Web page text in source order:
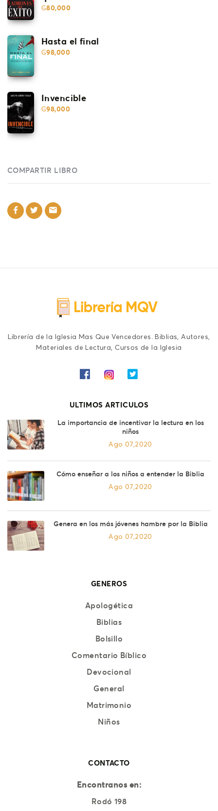
₲80,000
Hasta el final
₲98,000
Invencible
₲98,000
COMPARTIR LIBRO
Librería de la Iglesia Mas Que Vencedores. Biblias, Autores,
Materiales de Lectura, Cursos de la Iglesia
ULTIMOS ARTICULOS
La importancia de incentivar la lectura en los
niños
Ago 07,2020
Cómo enseñar a los niños a entender la Biblia
Ago 07,2020
Genera en los más jóvenes hambre por la Biblia
Ago 07,2020
GENEROS
Apologética
Biblias
Bolsillo
Comentario Bíblico
Devocional
General
Matrimonio
Niños
CONTACTO
Encontranos en:
Rodó 198